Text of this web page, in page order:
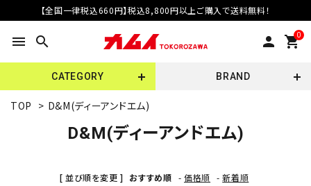
【全国一律税込660円】税込8,800円以上ご購入で送料無料！
menu search person 0
shopping_cart
CATEGORY BRAND
TOP > D&M(ディーアンドエム)
D&M(ディーアンドエム)
[ 並び順を変更 ] おすすめ順 - 価格順 -新着順